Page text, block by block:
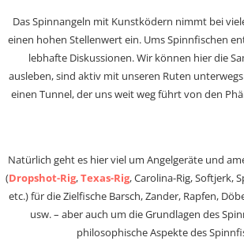
Das Spinnangeln mit Kunstködern nimmt bei
einen hohen Stellenwert ein. Ums Spinnfischen
lebhafte Diskussionen. Wir können hier die
ausleben, sind aktiv mit unseren Ruten
einen Tunnel, der uns weit weg führt von den
Natürlich geht es hier viel um Angelgeräte und
(Dropshot-Rig,Texas-Rig, Carolina-Rig, Softjerk,
etc.) für die Zielfische Barsch, Zander, Rapfen,
usw. – aber auch um die Grundlagen des
philosophische Aspekte des